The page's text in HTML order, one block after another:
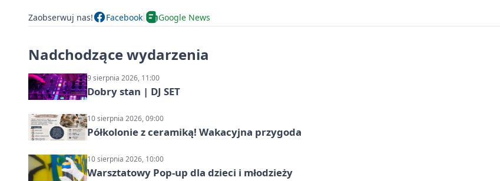
Zaobserwuj nas! Facebook Google News
Nadchodzące wydarzenia
9 sierpnia 2026, 11:00
Dobry stan | DJ SET
10 sierpnia 2026, 09:00
Półkolonie z ceramiką! Wakacyjna przygoda
10 sierpnia 2026, 10:00
Warsztatowy Pop-up dla dzieci i młodzieży